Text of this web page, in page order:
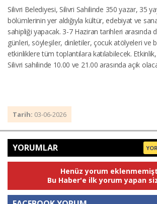
Silivri Belediyesi, Silivri Sahilinde 350 yazar, 35
bölümlerinin yer aldığıyla kültür, edebiyat ve
sahipliği yapacak. 3-7 Haziran tarihleri arasında
günleri, söyleşiler, dinletiler, çocuk atölyeleri ve
etkinliklere tüm toplantılara katılabilecek.
Silivri sahilinde 10.00 ve 21.00 arasında açık
Tarih: 03-06-2026
YORUMLAR
Henüz yorum
Bu Haber'e ilk yorum yapan